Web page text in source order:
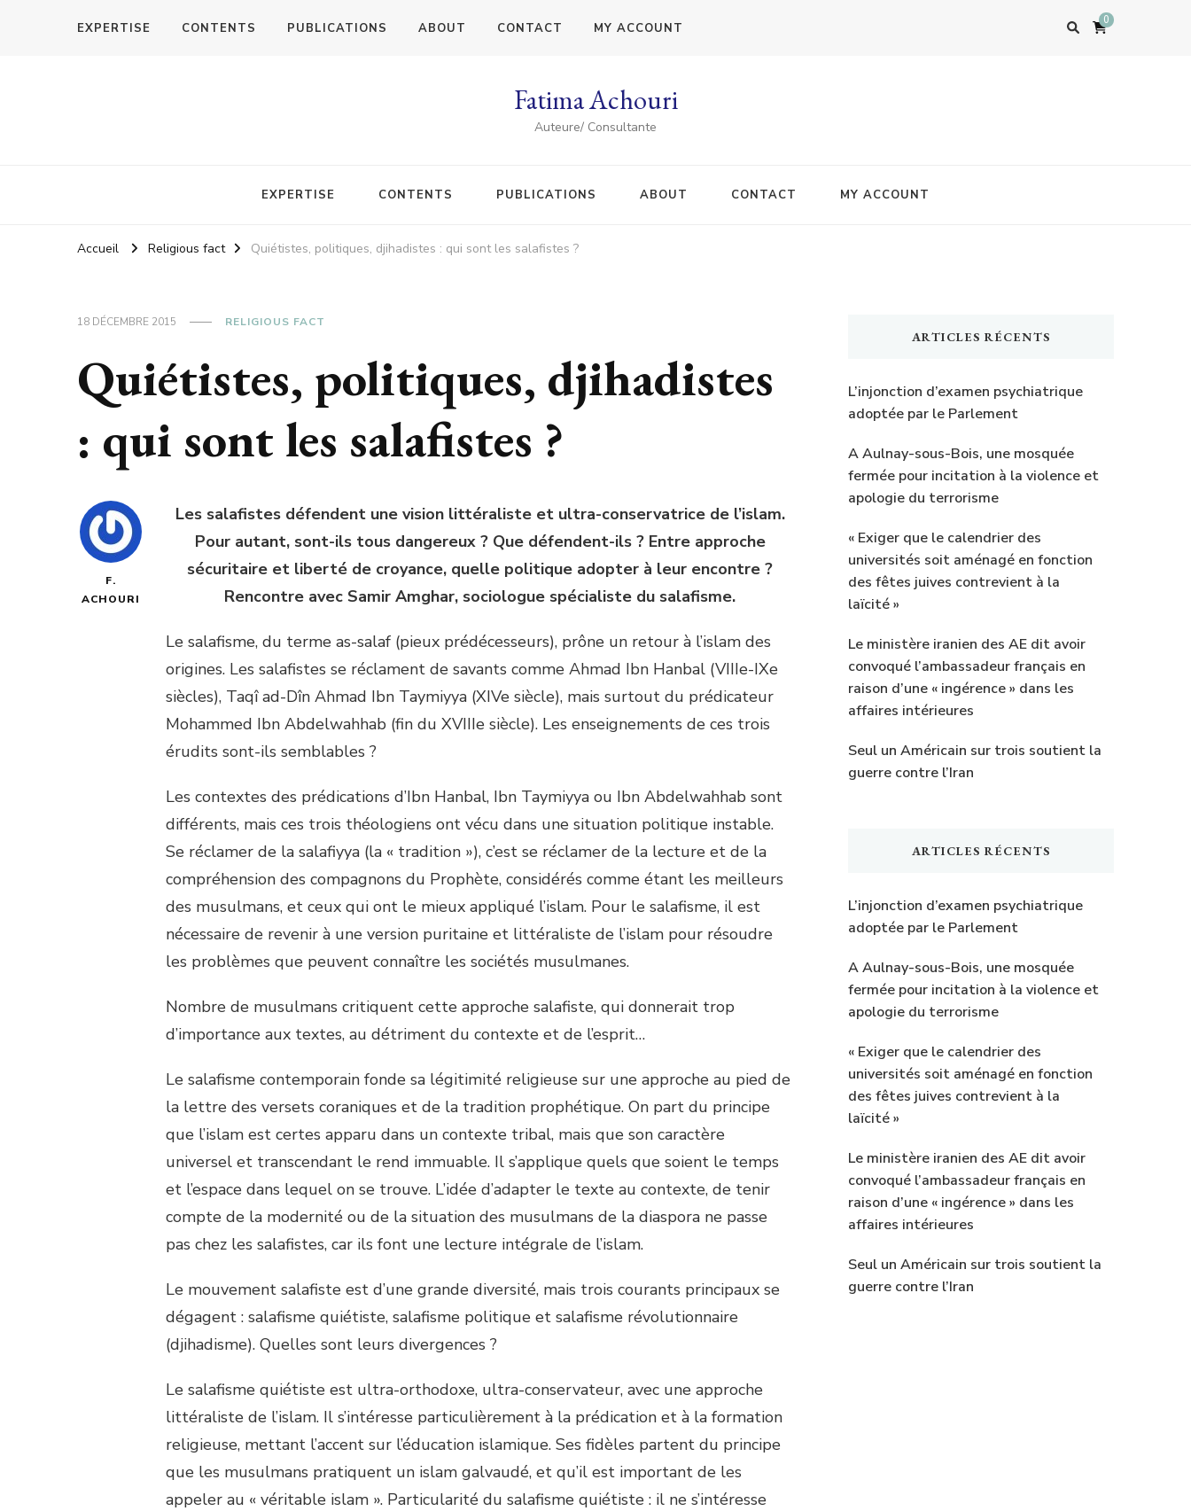
EXPERTISE CONTENTS PUBLICATIONS ABOUT CONTACT MY ACCOUNT
0
Fatima Achouri
Auteure/ Consultante
EXPERTISE CONTENTS PUBLICATIONS ABOUT CONTACT MY ACCOUNT
Accueil Religious fact Quiétistes, politiques, djihadistes : qui sont les salafistes ?
18 DÉCEMBRE 2015 RELIGIOUS FACT
Quiétistes, politiques, djihadistes
: qui sont les salafistes ?
F.
ACHOURI
Les salafistes défendent une vision littéraliste et ultra-conservatrice de l’islam.
Pour autant, sont-ils tous dangereux ? Que défendent-ils ? Entre approche
sécuritaire et liberté de croyance, quelle politique adopter à leur encontre ?
Rencontre avec Samir Amghar, sociologue spécialiste du salafisme.
Le salafisme, du terme as-salaf (pieux prédécesseurs), prône un retour à l’islam des
origines. Les salafistes se réclament de savants comme Ahmad Ibn Hanbal (VIIIe-IXe
siècles), Taqî ad-Dîn Ahmad Ibn Taymiyya (XIVe siècle), mais surtout du prédicateur
Mohammed Ibn Abdelwahhab (fin du XVIIIe siècle). Les enseignements de ces trois
érudits sont-ils semblables ?
Les contextes des prédications d’Ibn Hanbal, Ibn Taymiyya ou Ibn Abdelwahhab sont
différents, mais ces trois théologiens ont vécu dans une situation politique instable.
Se réclamer de la salafiyya (la « tradition »), c’est se réclamer de la lecture et de la
compréhension des compagnons du Prophète, considérés comme étant les meilleurs
des musulmans, et ceux qui ont le mieux appliqué l’islam. Pour le salafisme, il est
nécessaire de revenir à une version puritaine et littéraliste de l’islam pour résoudre
les problèmes que peuvent connaître les sociétés musulmanes.
Nombre de musulmans critiquent cette approche salafiste, qui donnerait trop
d’importance aux textes, au détriment du contexte et de l’esprit…
Le salafisme contemporain fonde sa légitimité religieuse sur une approche au pied de
la lettre des versets coraniques et de la tradition prophétique. On part du principe
que l’islam est certes apparu dans un contexte tribal, mais que son caractère
universel et transcendant le rend immuable. Il s’applique quels que soient le temps
et l’espace dans lequel on se trouve. L’idée d’adapter le texte au contexte, de tenir
compte de la modernité ou de la situation des musulmans de la diaspora ne passe
pas chez les salafistes, car ils font une lecture intégrale de l’islam.
Le mouvement salafiste est d’une grande diversité, mais trois courants principaux se
dégagent : salafisme quiétiste, salafisme politique et salafisme révolutionnaire
(djihadisme). Quelles sont leurs divergences ?
Le salafisme quiétiste est ultra-orthodoxe, ultra-conservateur, avec une approche
littéraliste de l’islam. Il s’intéresse particulièrement à la prédication et à la formation
religieuse, mettant l’accent sur l’éducation islamique. Ses fidèles partent du principe
que les musulmans pratiquent un islam galvaudé, et qu’il est important de les
appeler au « véritable islam ». Particularité du salafisme quiétiste : il ne s’intéresse
ARTICLES RÉCENTS
L’injonction d’examen psychiatrique
adoptée par le Parlement
A Aulnay-sous-Bois, une mosquée
fermée pour incitation à la violence et
apologie du terrorisme
« Exiger que le calendrier des
universités soit aménagé en fonction
des fêtes juives contrevient à la
laïcité »
Le ministère iranien des AE dit avoir
convoqué l’ambassadeur français en
raison d’une « ingérence » dans les
affaires intérieures
Seul un Américain sur trois soutient la
guerre contre l’Iran
ARTICLES RÉCENTS
L’injonction d’examen psychiatrique
adoptée par le Parlement
A Aulnay-sous-Bois, une mosquée
fermée pour incitation à la violence et
apologie du terrorisme
« Exiger que le calendrier des
universités soit aménagé en fonction
des fêtes juives contrevient à la
laïcité »
Le ministère iranien des AE dit avoir
convoqué l’ambassadeur français en
raison d’une « ingérence » dans les
affaires intérieures
Seul un Américain sur trois soutient la
guerre contre l’Iran